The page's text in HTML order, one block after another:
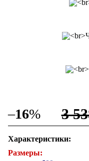
–16% 3
Характеристики:
Размеры: